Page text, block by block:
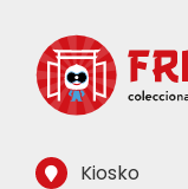
Kiosko